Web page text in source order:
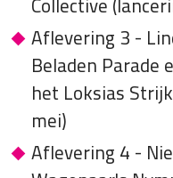
Aflevering 3 -
Beladen Parade
het Loksias
mei)
Aflevering 4 -